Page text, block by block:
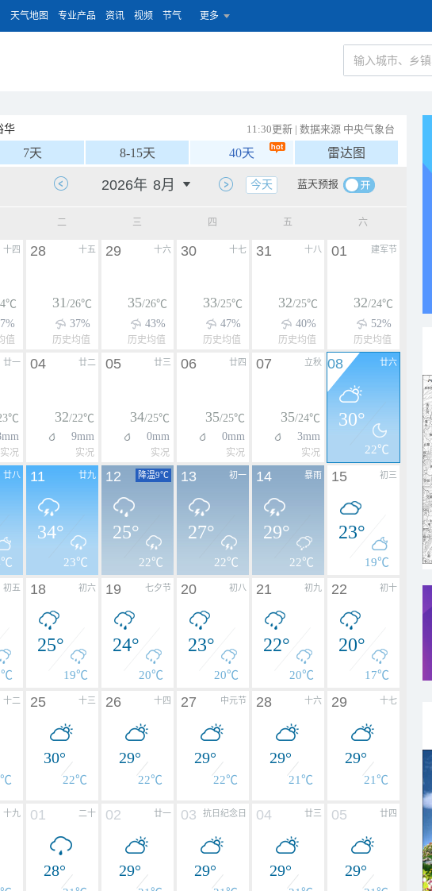
天气地图 专业产品 资讯 视频 节气 更多
华 11:30更新 | 数据来源 中央气象台
7天 8-15天 40天 雷达图
蓝天预报
今天
二 三 四 五 六
十四
值
十五
28
31/26℃
37%
历史均值
十六
29
35/26℃
43%
历史均值
十七
30
33/25℃
47%
历史均值
十八
31
32/25℃
40%
历史均值
建军节
01
32/24℃
52%
历史均值
廿一
实况
廿二
04
32/22℃
9mm
实况
廿三
05
34/25℃
0mm
实况
廿四
06
35/25℃
0mm
实况
立秋
07
35/24℃
3mm
实况
廿六
08
30°
22℃
廿八 廿九
11
34°
23℃
降温9℃
12
25°
22℃
初一
13
27°
22℃
暴雨
14
29°
22℃
初三
15
23°
19℃
初五 初六
18
25°
19℃
七夕节
19
24°
20℃
初八
20
23°
20℃
初九
21
22°
20℃
初十
22
20°
17℃
十二 十三
25
30°
22℃
十四
26
29°
22℃
中元节
27
29°
22℃
十六
28
29°
21℃
十七
29
29°
21℃
十九 二十
01
28°
廿一
02
29°
抗日纪念日
03
29°
廿三
04
29°
廿四
05
29°